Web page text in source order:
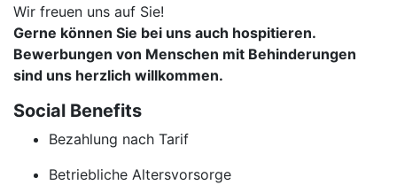
Wir freuen uns auf Sie!
Gerne können Sie bei uns auch hospitieren.
Bewerbungen von Menschen mit Behinderungen
sind uns herzlich willkommen.
Social Benefits
Bezahlung nach Tarif
Betriebliche Altersvorsorge